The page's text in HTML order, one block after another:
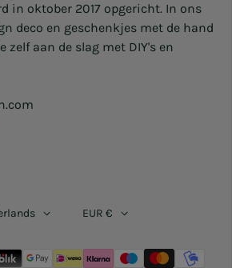
in oktober 2017 opgericht. In ons
deco en geschenkjes met de hand
zelf aan de slag met DIY's en
EUR €